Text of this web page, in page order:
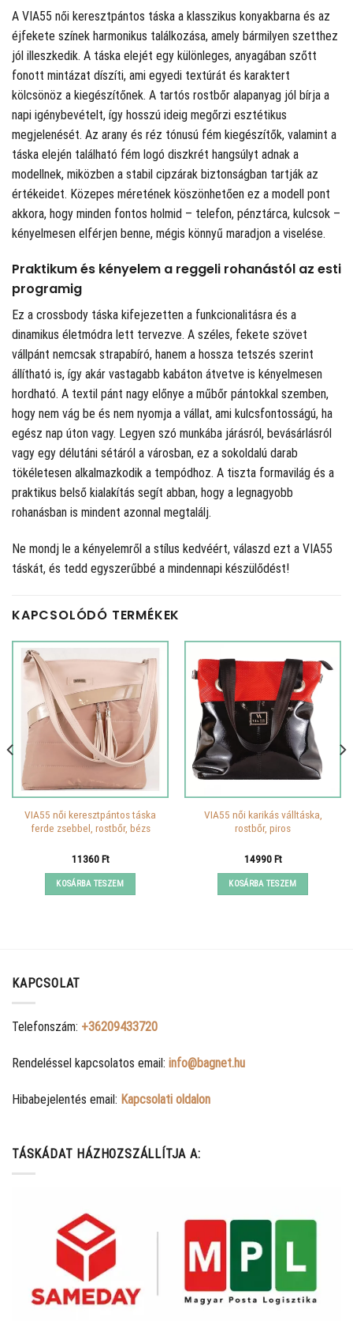
A VIA55 női keresztpántos táska a klasszikus konyakbarna és az
éjfekete színek harmonikus találkozása, amely bármilyen szetthez
jól illeszkedik. A táska elejét egy különleges, anyagában szőtt
fonott mintázat díszíti, ami egyedi textúrát és karaktert
kölcsönöz a kiegészítőnek. A tartós rostbőr alapanyag jól bírja a
napi igénybevételt, így hosszú ideig megőrzi esztétikus
megjelenését. Az arany és réz tónusú fém kiegészítők, valamint a
táska elején található fém logó diszkrét hangsúlyt adnak a
modellnek, miközben a stabil cipzárak biztonságban tartják az
értékeidet. Közepes méretének köszönhetően ez a modell pont
akkora, hogy minden fontos holmid – telefon, pénztárca, kulcsok –
kényelmesen elférjen benne, mégis könnyű maradjon a viselése.
Praktikum és kényelem a reggeli rohanástól az esti
programig
Ez a crossbody táska kifejezetten a funkcionalitásra és a
dinamikus életmódra lett tervezve. A széles, fekete szövet
vállpánt nemcsak strapabíró, hanem a hossza tetszés szerint
állítható is, így akár vastagabb kabáton átvetve is kényelmesen
hordható. A textil pánt nagy előnye a műbőr pántokkal szemben,
hogy nem vág be és nem nyomja a vállat, ami kulcsfontosságú, ha
egész nap úton vagy. Legyen szó munkába járásról, bevásárlásról
vagy egy délutáni sétáról a városban, ez a sokoldalú darab
tökéletesen alkalmazkodik a tempódhoz. A tiszta formavilág és a
praktikus belső kialakítás segít abban, hogy a legnagyobb
rohanásban is mindent azonnal megtalálj.
Ne mondj le a kényelemről a stílus kedvéért, válaszd ezt a VIA55
táskát, és tedd egyszerűbbé a mindennapi készülődést!
KAPCSOLÓDÓ TERMÉKEK
VIA55 női keresztpántos táska
ferde zsebbel, rostbőr, bézs
11360Ft
KOSÁRBA TESZEM
VIA55 női karikás válltáska,
rostbőr, piros
14990Ft
KOSÁRBA TESZEM
KAPCSOLAT
Telefonszám: +36209433720
Rendeléssel kapcsolatos email: info@bagnet.hu
Hibabejelentés email: Kapcsolati oldalon
TÁSKÁDAT HÁZHOZSZÁLLÍTJA A: